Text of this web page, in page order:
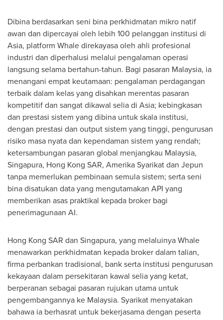
Dibina berdasarkan seni bina perkhidmatan mikro natif
awan dan dipercayai oleh lebih 100 pelanggan institusi di
Asia, platform Whale direkayasa oleh ahli profesional
industri dan diperhalusi melalui pengalaman operasi
langsung selama bertahun-tahun. Bagi pasaran Malaysia, ia
menangani empat keutamaan: pengalaman perdagangan
terbaik dalam kelas yang disahkan merentas pasaran
kompetitif dan sangat dikawal selia di Asia; kebingkasan
dan prestasi sistem yang dibina untuk skala institusi,
dengan prestasi dan output sistem yang tinggi, pengurusan
risiko masa nyata dan kependaman sistem yang rendah;
ketersambungan pasaran global menjangkau Malaysia,
Singapura, Hong Kong SAR, Amerika Syarikat dan Jepun
tanpa memerlukan pembinaan semula sistem; serta seni
bina disatukan data yang mengutamakan API yang
memberikan asas praktikal kepada broker bagi
penerimagunaan AI.
Hong Kong SAR dan Singapura, yang melaluinya Whale
menawarkan perkhidmatan kepada broker dalam talian,
firma perbankan tradisional, bank serta institusi pengurusan
kekayaan dalam persekitaran kawal selia yang ketat,
berperanan sebagai pasaran rujukan utama untuk
pengembangannya ke Malaysia. Syarikat menyatakan
bahawa ia berhasrat untuk bekerjasama dengan peserta